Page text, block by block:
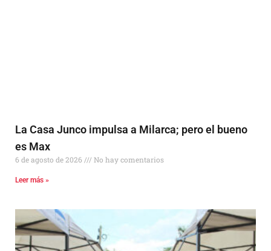
La Casa Junco impulsa a Milarca; pero el bueno
es Max
6 de agosto de 2026 No hay comentarios
Leer más »